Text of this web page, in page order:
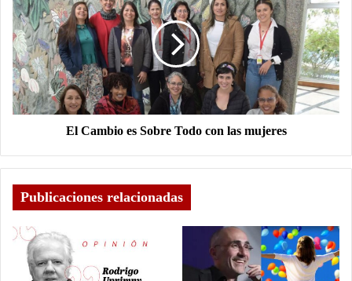
El Cambio es Sobre Todo con las mujeres
Publicaciones relacionadas